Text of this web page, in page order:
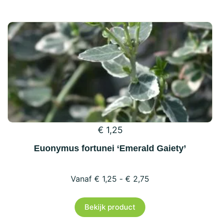
variaties.
Deze
optie
kan
gekozen
worden
op
productpagina
€ 1,25
Euonymus fortunei ‘Emerald Gaiety’
€ 1,25 - € 2,75
Bekijk product
product